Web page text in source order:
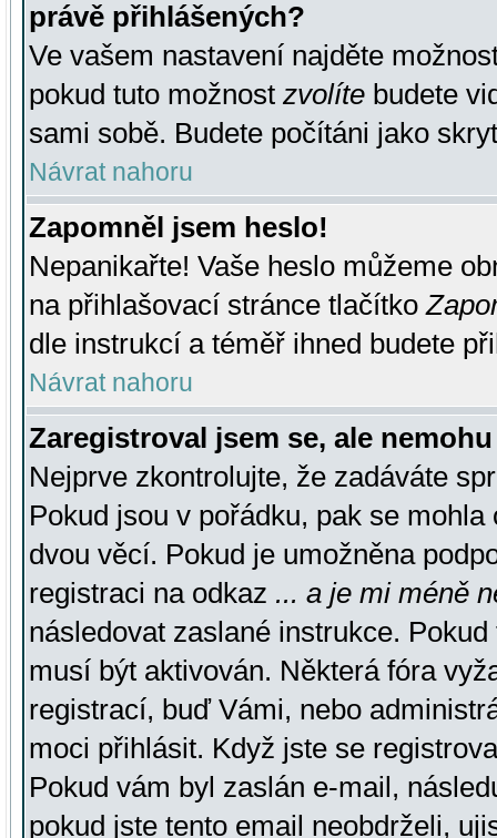
právě přihlášených?
Ve vašem nastavení najděte
pokud tuto možnost zvolíte budete
sami sobě. Budete počítáni jako
Návrat nahoru
Zapomněl jsem heslo!
Nepanikařte! Vaše heslo můžeme
na přihlašovací stránce tlačítko
dle instrukcí a téměř ihned budete
Návrat nahoru
Zaregistroval jsem se, ale
Nejprve zkontrolujte, že zadáváte
Pokud jsou v pořádku, pak se
dvou věcí. Pokud je umožněna
registraci na odkaz ... a je mi méně
následovat zaslané instrukce.
musí být aktivován. Některá fóra
registrací, buď Vámi, nebo
moci přihlásit. Když jste se
Pokud vám byl zaslán e-mail,
pokud jste tento email neobdrželi,